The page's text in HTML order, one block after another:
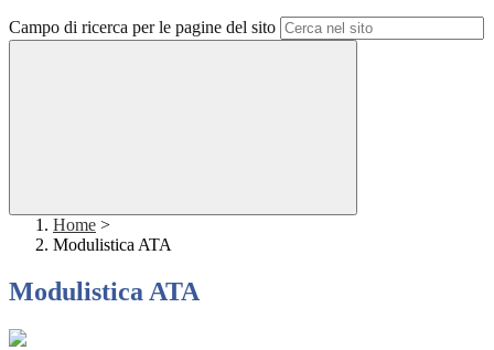
Campo di ricerca per le pagine del sito
Home >
Modulistica ATA
Modulistica ATA